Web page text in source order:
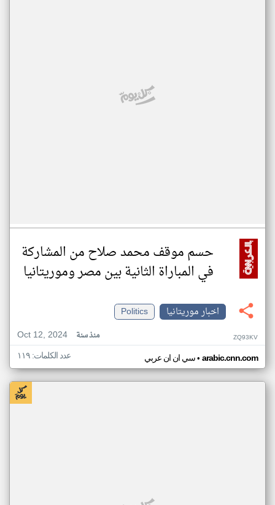
حسم موقف محمد صلاح من المشاركة
في المباراة الثانية بين مصر وموريتانيا
اخبار موريتانيا
Politics
Oct 12, 2024
منذ سنة ZQ93KV
سي ان ان عربي• arabic.cnn.com عدد الكلمات: ١١٩